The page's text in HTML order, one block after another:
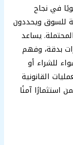
في نجاح
للسوق ويحددون
يساعد
بدقة، وفهم
للشراء أو
القانونية
استثمارًا آمنًا